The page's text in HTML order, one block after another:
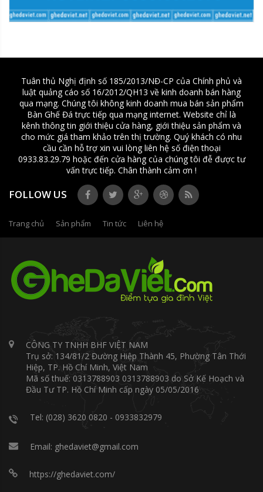
Tuân thủ Nghị định số 185/2013/NĐ-CP của Chính phủ và
luật quảng cáo số 16/2012/QH13 về kinh doanh bán hàng
qua mạng. Chúng tôi không kinh doanh mua bán sản phẩm
Bàn Ghế Đá trực tiếp qua mạng internet. Website chỉ là
kênh thông tin giới thiệu cửa hàng, giới thiệu sản phẩm và
cho mức giá tham khảo trên thị trường. Quý khách có nhu
cầu cần hỗ trợ xin vui lòng liên hệ số điện thoại
0933.83.29.79 hoặc đến cửa hàng của chúng tôi đễ được tư
vấn trực tiếp. Chân thành cảm ơn !
FOLLOW US
Trang chủ Sản phẩm Tin tức Liên hệ
CÔNG TY TNHH BHF VIỆT NAM
Trụ sở: 134/81/2 Đường Hiệp Thành 45, Phường Tân Thới
Hiệp, TP. Hồ Chí Minh, Việt Nam
Mã số thuế: 0313788903 0313788903 do Sở Kế Hoạch và
Đầu Tư TP. Hồ Chí Minh cấp ngày 05/05/2016
Tel: (028) 3620 0820 - 0933832979
Email: ghedaviet@gmail.com
https://ghedaviet.com/